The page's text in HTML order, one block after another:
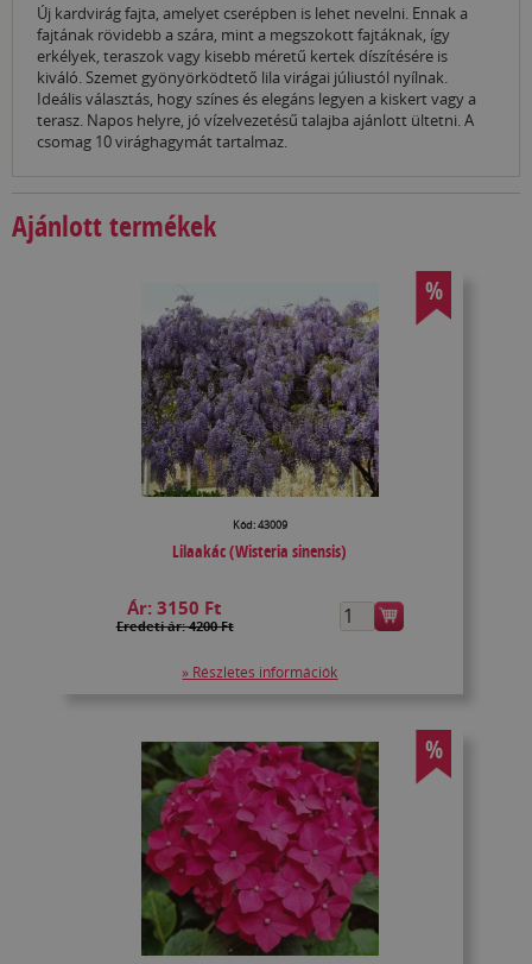
Új kardvirág fajta, amelyet cserépben is lehet nevelni. Ennak a
fajtának rövidebb a szára, mint a megszokott fajtáknak, így
erkélyek, teraszok vagy kisebb méretű kertek díszítésére is
kiváló. Szemet gyönyörködtető lila virágai júliustól nyílnak.
Ideális választás, hogy színes és elegáns legyen a kiskert vagy a
terasz. Napos helyre, jó vízelvezetésű talajba ajánlott ültetni. A
csomag 10 virághagymát tartalmaz.
Ajánlott termékek
%
Kód: 43009
Lilaakác (Wisteria sinensis)
Ár:3150 Ft
Eredeti ár: 4200 Ft
» Részletes információk
%